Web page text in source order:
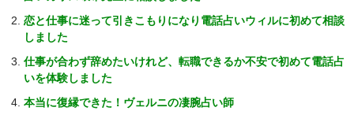
恋と仕事に迷って引きこもりになり電話占いウィルに初めて相談
しました
仕事が合わず辞めたいけれど、転職できるか不安で初めて電話占
いを体験しました
本当に復縁できた！ヴェルニの凄腕占い師